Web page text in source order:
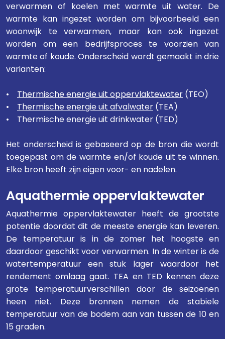
verwarmen of koelen met warmte uit water. De
warmte kan ingezet worden om bijvoorbeeld een
woonwijk te verwarmen, maar kan ook ingezet
worden om een bedrijfsproces te voorzien van
warmte of koude. Onderscheid wordt gemaakt in drie
varianten:
• Thermische energie uit oppervlaktewater (TEO)
• Thermische energie uit afvalwater (TEA)
• Thermische energie uit drinkwater (TED)
Het onderscheid is gebaseerd op de bron die wordt
toegepast om de warmte en/of koude uit te winnen.
Elke bron heeft zijn eigen voor- en nadelen.
Aquathermie oppervlaktewater
Aquathermie oppervlaktewater heeft de grootste
potentie doordat dit de meeste energie kan leveren.
De temperatuur is in de zomer het hoogste en
daardoor geschikt voor verwarmen. In de winter is de
watertemperatuur een stuk lager waardoor het
rendement omlaag gaat. TEA en TED kennen deze
grote temperatuurverschillen door de seizoenen
heen niet. Deze bronnen nemen de stabiele
temperatuur van de bodem aan van tussen de 10 en
15 graden.